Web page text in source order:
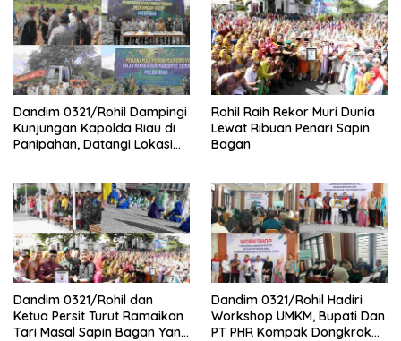
Dandim 0321/Rohil Dampingi
Kunjungan Kapolda Riau di
Panipahan, Datangi Lokasi
Rohil Raih Rekor Muri Dunia
Lewat Ribuan Penari Sapin
Bagan
Dandim 0321/Rohil dan
Ketua Persit Turut Ramaikan
Tari Masal Sapin Bagan Yang
Dandim 0321/Rohil Hadiri
Workshop UMKM, Bupati Dan
PT PHR Kompak Dongkrak